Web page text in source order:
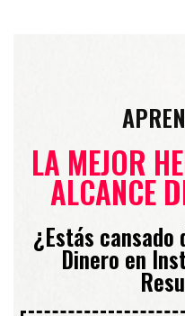
LA MEJOR
ALCANCE
¿Estás
Dinero en